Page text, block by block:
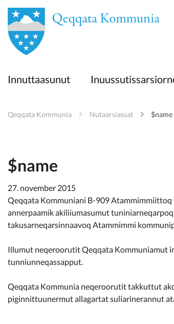
en
Innuttaasunut
Politikki
Imminut sullinneq
Kommune pillugu
Innuttaasunut
Qeqqata Kommunia Nutaarsiassat $name
$name
27. november 2015
Qeqqata Kommuniani B-909
annerpaamik akiliiumasumut
takusarneqarsinnaavoq Atammimmi
Illumut neqeroorutit Qeqqata Kommuniamut
tunniunneqassapput.
Qeqqata Kommunia neqeroorutit takkuttut
piginnittuunermut allagartat suliarinerannut